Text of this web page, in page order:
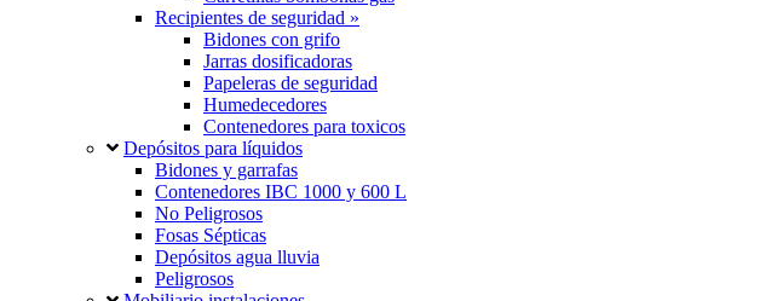
Recipientes de seguridad »
Bidones con grifo
Jarras dosificadoras
Papeleras de seguridad
Humedecedores
Contenedores para toxicos
Depósitos para líquidos
Bidones y garrafas
Contenedores IBC 1000 y 600 L
No Peligrosos
Fosas Sépticas
Depósitos agua lluvia
Peligrosos